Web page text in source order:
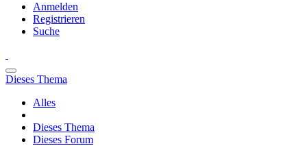
Anmelden
Registrieren
Suche
Dieses Thema
Alles
Dieses Thema
Dieses Forum